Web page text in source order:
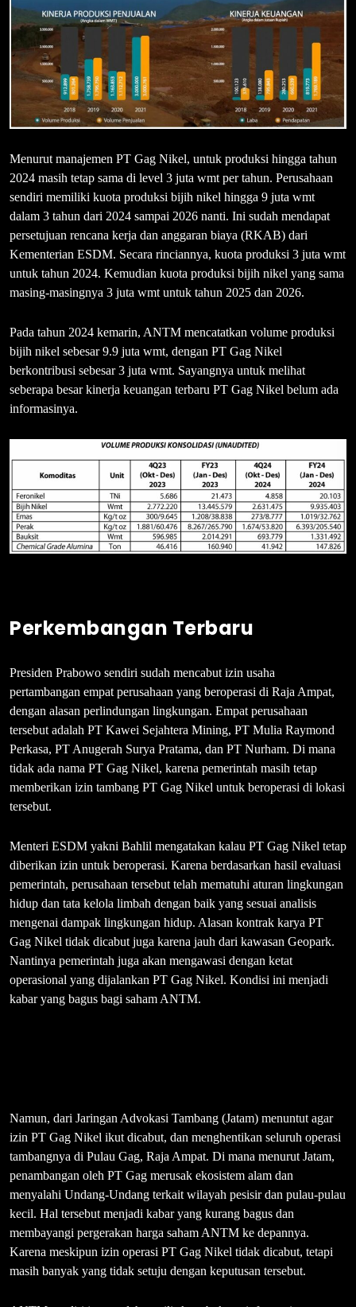
Menurut manajemen PT Gag Nikel, untuk produksi hingga tahun
2024 masih tetap sama di level 3 juta wmt per tahun. Perusahaan
sendiri memiliki kuota produksi bijih nikel hingga 9 juta wmt
dalam 3 tahun dari 2024 sampai 2026 nanti. Ini sudah mendapat
persetujuan rencana kerja dan anggaran biaya (RKAB) dari
Kementerian ESDM. Secara rinciannya, kuota produksi 3 juta wmt
untuk tahun 2024. Kemudian kuota produksi bijih nikel yang sama
masing-masingnya 3 juta wmt untuk tahun 2025 dan 2026.
Pada tahun 2024 kemarin, ANTM mencatatkan volume produksi
bijih nikel sebesar 9.9 juta wmt, dengan PT Gag Nikel
berkontribusi sebesar 3 juta wmt. Sayangnya untuk melihat
seberapa besar kinerja keuangan terbaru PT Gag Nikel belum ada
informasinya.
Perkembangan Terbaru
Presiden Prabowo sendiri sudah mencabut izin usaha
pertambangan empat perusahaan yang beroperasi di Raja Ampat,
dengan alasan perlindungan lingkungan. Empat perusahaan
tersebut adalah PT Kawei Sejahtera Mining, PT Mulia Raymond
Perkasa, PT Anugerah Surya Pratama, dan PT Nurham. Di mana
tidak ada nama PT Gag Nikel, karena pemerintah masih tetap
memberikan izin tambang PT Gag Nikel untuk beroperasi di lokasi
tersebut.
Menteri ESDM yakni Bahlil mengatakan kalau PT Gag Nikel tetap
diberikan izin untuk beroperasi. Karena berdasarkan hasil evaluasi
pemerintah, perusahaan tersebut telah mematuhi aturan lingkungan
hidup dan tata kelola limbah dengan baik yang sesuai analisis
mengenai dampak lingkungan hidup. Alasan kontrak karya PT
Gag Nikel tidak dicabut juga karena jauh dari kawasan Geopark.
Nantinya pemerintah juga akan mengawasi dengan ketat
operasional yang dijalankan PT Gag Nikel. Kondisi ini menjadi
kabar yang bagus bagi saham ANTM.
Namun, dari Jaringan Advokasi Tambang (Jatam) menuntut agar
izin PT Gag Nikel ikut dicabut, dan menghentikan seluruh operasi
tambangnya di Pulau Gag, Raja Ampat. Di mana menurut Jatam,
penambangan oleh PT Gag merusak ekosistem alam dan
menyalahi Undang-Undang terkait wilayah pesisir dan pulau-pulau
kecil. Hal tersebut menjadi kabar yang kurang bagus dan
membayangi pergerakan harga saham ANTM ke depannya.
Karena meskipun izin operasi PT Gag Nikel tidak dicabut, tetapi
masih banyak yang tidak setuju dengan keputusan tersebut.